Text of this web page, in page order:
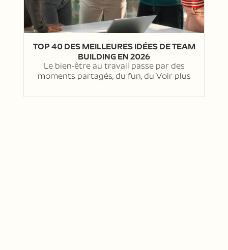
TOP 40 DES MEILLEURES IDÉES DE TEAM
BUILDING EN 2026
Le bien-être au travail passe par des
moments partagés, du fun, du Voir plus